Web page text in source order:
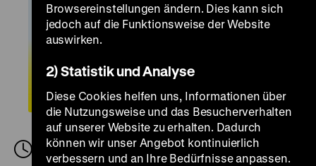
Freitag, 21. Februar 2025, 09.00-19.00 Uhr
Browsereinstellungen ändern. Dies kann sich
jedoch auf die Funktionsweise der Website
auswirken.
2) Statistik und Analyse
Diese Cookies helfen uns, Informationen über
die Nutzungsweise und das Besucherverhalten
auf unserer Website zu erhalten. Dadurch
können wir unser Angebot kontinuierlich
verbessern und an Ihre Bedürfnisse anpassen.